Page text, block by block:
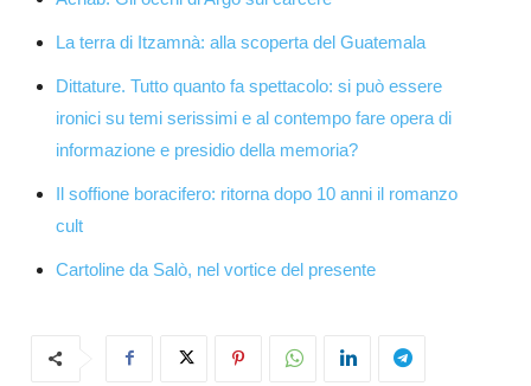
La terra di Itzamnà: alla scoperta del Guatemala
Dittature. Tutto quanto fa spettacolo: si può essere
ironici su temi serissimi e al contempo fare opera di
informazione e presidio della memoria?
Il soffione boracifero: ritorna dopo 10 anni il romanzo
cult
Cartoline da Salò, nel vortice del presente